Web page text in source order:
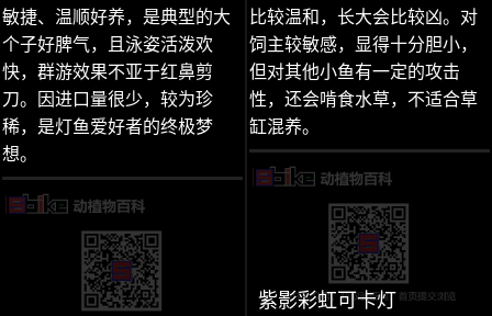
敏捷、温顺好养，是典型的大
个子好脾气，且泳姿活泼欢
快，群游效果不亚于红鼻剪
刀。因进口量很少，较为珍
稀，是灯鱼爱好者的终极梦
想。
比较温和，长大会比较凶。对
饲主较敏感，显得十分胆小，
但对其他小鱼有一定的攻击
性，还会啃食水草，不适合草
缸混养。
紫影彩虹可卡灯